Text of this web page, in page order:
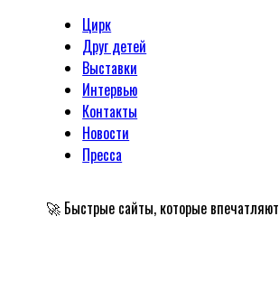
Цирк
Друг детей
Выставки
Интервью
Контакты
Новости
Пресса
🚀 Быстрые сайты, которые впечатляют